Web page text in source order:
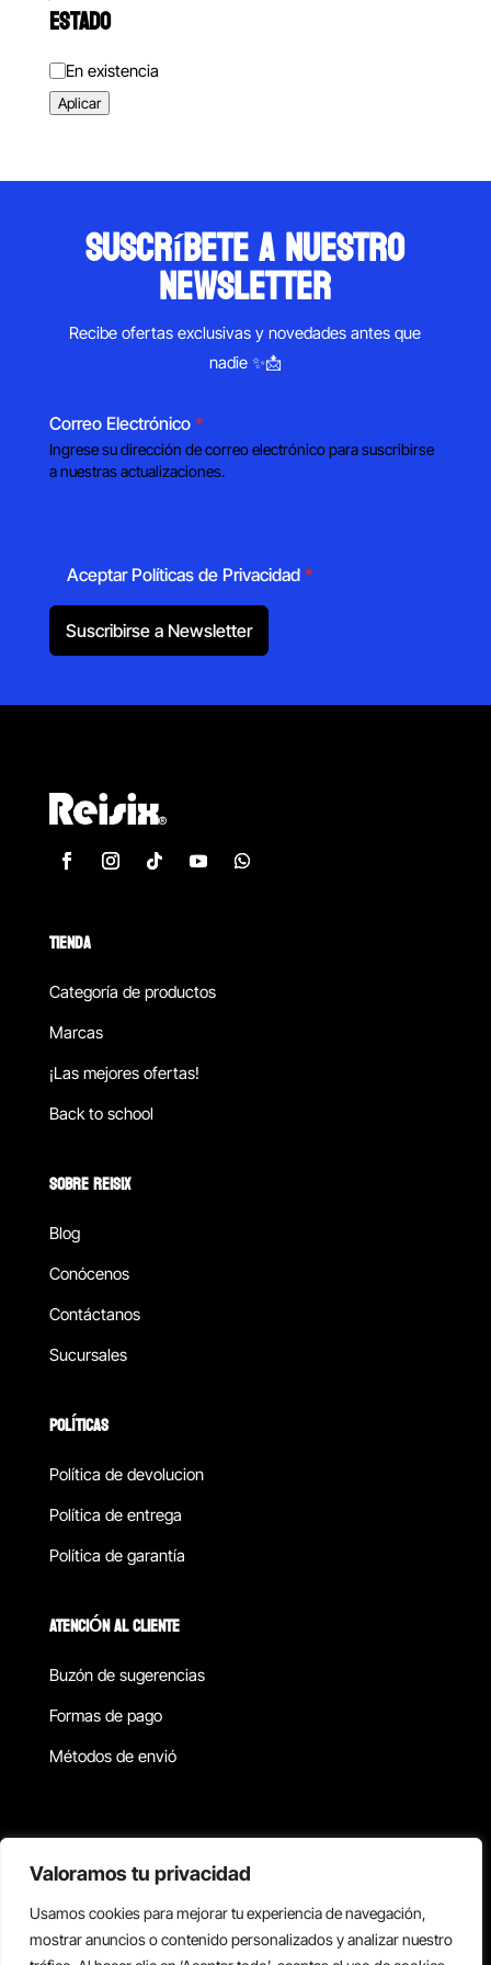
Valoramos tu privacidad
Usamos cookies para mejorar tu experiencia de navegación,
mostrar anuncios o contenido personalizados y analizar nuestro
ESTADO
Estado
En existencia
Aplicar
suscríbete a nuestro
newsletter
Recibe ofertas exclusivas y novedades antes que
nadie ✨📩
Correo Electrónico *
Ingrese su dirección de correo electrónico para suscribirse
a nuestras actualizaciones.
Aceptar Políticas de Privacidad *
Suscribirse a Newsletter
TIENDA
Categoría de productos
Marcas
¡Las mejores ofertas!
Back to school
SOBRE REISIX
Blog
Conócenos
Contáctanos
Sucursales
POLÍTICAS
Política de devolucion
Política de entrega
Política de garantía
ATENCIÓN AL CLIENTE
Buzón de sugerencias
Formas de pago
Métodos de envió
Copyright © 2026 Reisix. Todos los derechos reservados.